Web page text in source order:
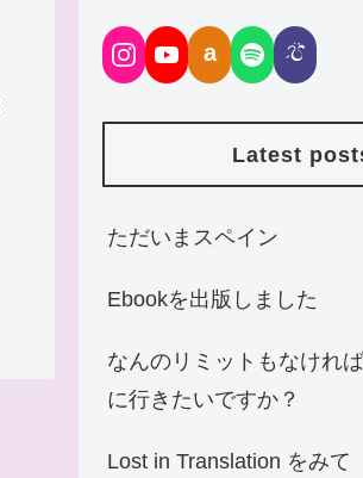
a
Latest
ただいまスペイン
Ebookを出版しました
なんのリミットもなけれ
に行きたいですか？
Lost in Translation をみて